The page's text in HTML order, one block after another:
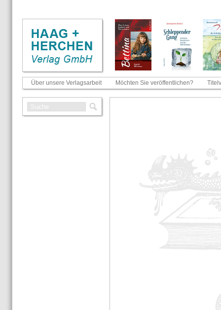
Über unsere Verlagsarbeit Möchten Sie veröffentlichen?